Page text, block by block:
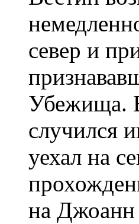
север и
Убежища.
случился
уехал на
на Джоанн